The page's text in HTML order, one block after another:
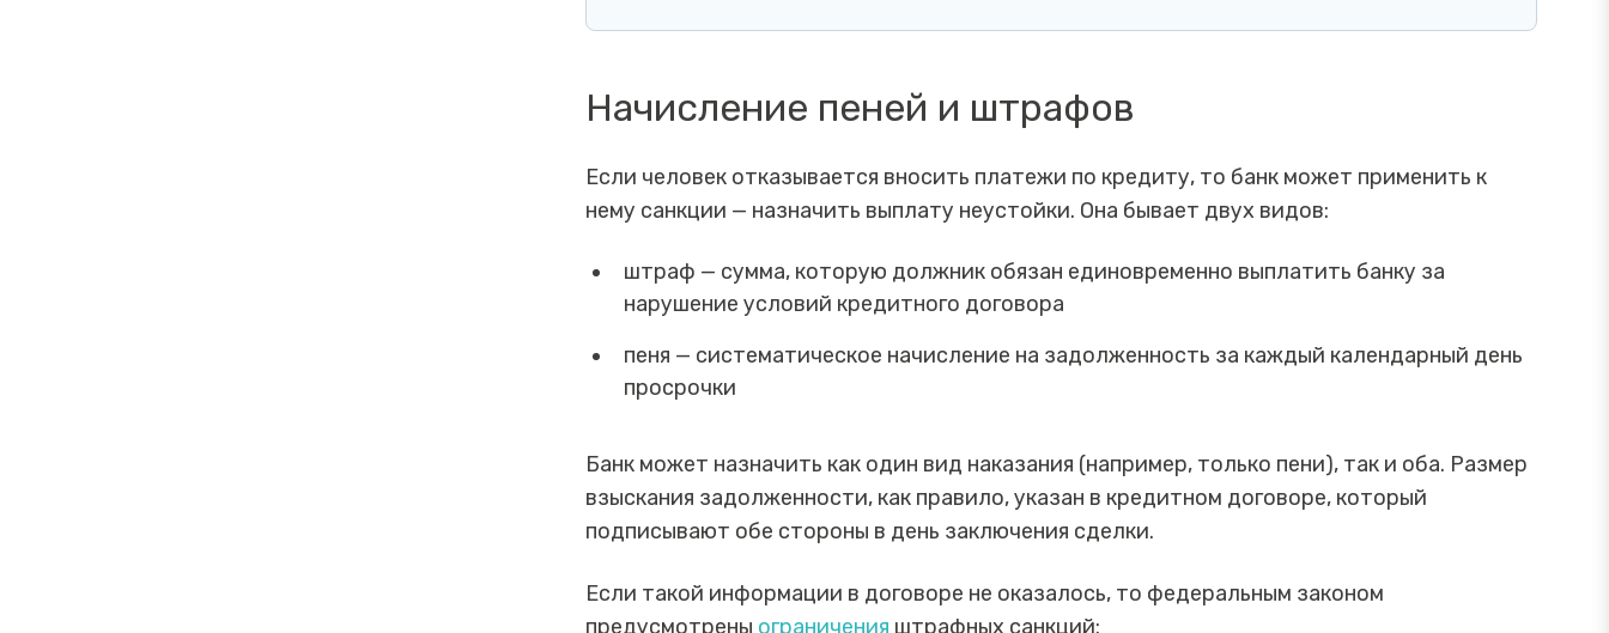
Начисление пеней и штрафов
Если человек отказывается вносить платежи по кредиту, то банк может применить к
нему санкции — назначить выплату неустойки. Она бывает двух видов:
штраф — сумма, которую должник обязан единовременно выплатить банку за
нарушение условий кредитного договора
пеня — систематическое начисление на задолженность за каждый календарный день
просрочки
Банк может назначить как один вид наказания (например, только пени), так и оба. Размер
взыскания задолженности, как правило, указан в кредитном договоре, который
подписывают обе стороны в день заключения сделки.
Если такой информации в договоре не оказалось, то федеральным законом
предусмотрены ограничения штрафных санкций: